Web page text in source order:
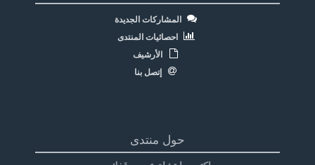
المشاركات الجديدة
احصائيات المنتدى
الأرشيف
إتصل بنا
حول منتدى